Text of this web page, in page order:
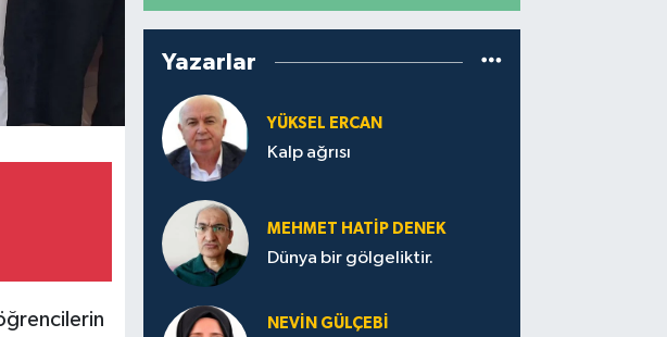
Yazarlar
YÜKSEL ERCAN
Kalp ağrısı
MEHMET HATİP DENEK
Dünya bir gölgeliktir.
NEVİN GÜLÇEBİ